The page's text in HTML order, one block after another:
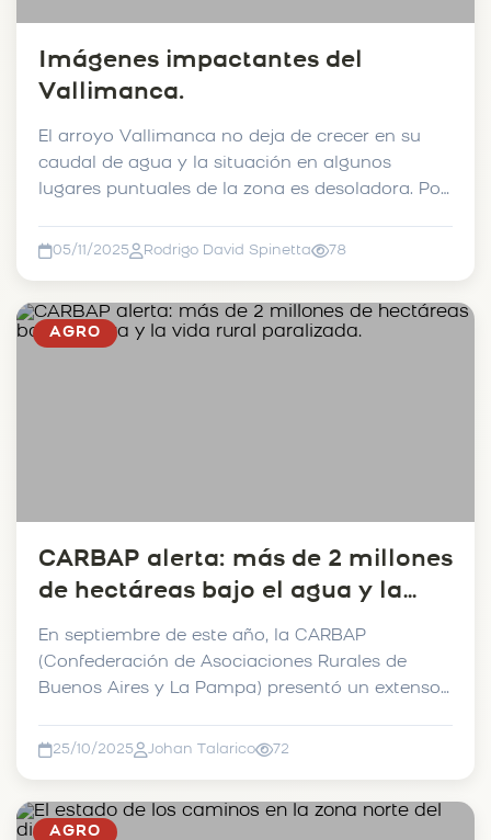
Imágenes impactantes del
Vallimanca.
El arroyo Vallimanca no deja de crecer en su
caudal de agua y la situación en algunos
lugares puntuales de la zona es desoladora. Por
05/11/2025 Rodrigo David Spinetta 78
AGRO
CARBAP alerta: más de 2 millones
de hectáreas bajo el agua y la
vida rural paralizada.
En septiembre de este año, la CARBAP
(Confederación de Asociaciones Rurales de
Buenos Aires y La Pampa) presentó un extenso
25/10/2025 Johan Talarico 72
AGRO